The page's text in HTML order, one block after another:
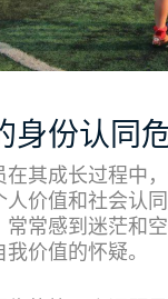
身份认同
在其成长过程中
人价值和社会认
常常感到迷茫和
价值的怀疑。